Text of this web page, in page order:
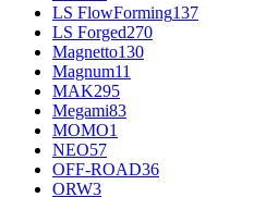
LS FlowForming137
LS Forged270
Magnetto130
Magnum11
MAK295
Megami83
MOMO1
NEO57
OFF-ROAD36
ORW3